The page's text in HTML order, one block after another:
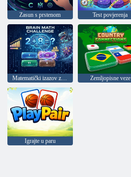
Zasun s prstenom Test povjerenja
Zemljopisne veze
Igrajte u paru